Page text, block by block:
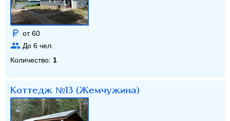
от 60
До 6 чел.
Количество: 1
Коттедж №13 (Жемчужина)